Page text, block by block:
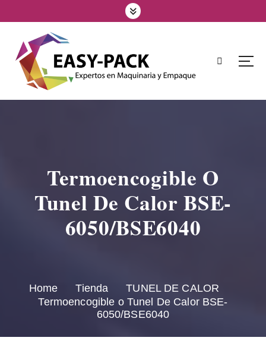
Termoencogible O
Tunel De Calor BSE-
6050/BSE6040
Home Tienda
TUNEL DE CALOR
Termoencogible o Tunel De Calor BSE-
6050/BSE6040